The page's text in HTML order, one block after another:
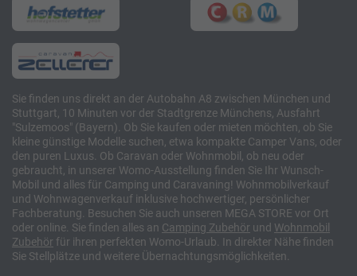
Sie finden uns direkt an der Autobahn A8 zwischen München und
Stuttgart, 10 Minuten vor der Stadtgrenze Münchens, Ausfahrt
"Sulzemoos" (Bayern). Ob Sie kaufen oder mieten möchten, ob Sie
kleine günstige Modelle suchen, etwa kompakte Camper Vans, oder
den puren Luxus. Ob Caravan oder Wohnmobil, ob neu oder
gebraucht, in unserer Womo-Ausstellung finden Sie Ihr Wunsch-
Mobil und alles für Camping und Caravaning! Wohnmobilverkauf
und Wohnwagenverkauf inklusive hochwertiger, persönlicher
Fachberatung. Besuchen Sie auch unseren MEGA STORE vor Ort
oder online. Sie finden alles an Camping Zubehör und Wohnmobil
Zubehör für ihren perfekten Womo-Urlaub. In direkter Nähe finden
Sie Stellplätze und weitere Übernachtungsmöglichkeiten.